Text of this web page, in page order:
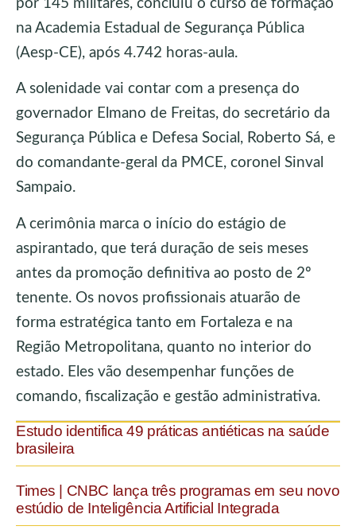
por 145 militares, concluiu o curso de formação
na Academia Estadual de Segurança Pública
(Aesp-CE), após 4.742 horas-aula.
A solenidade vai contar com a presença do
governador Elmano de Freitas, do secretário da
Segurança Pública e Defesa Social, Roberto Sá, e
do comandante-geral da PMCE, coronel Sinval
Sampaio.
A cerimônia marca o início do estágio de
aspirantado, que terá duração de seis meses
antes da promoção definitiva ao posto de 2º
tenente. Os novos profissionais atuarão de
forma estratégica tanto em Fortaleza e na
Região Metropolitana, quanto no interior do
estado. Eles vão desempenhar funções de
comando, fiscalização e gestão administrativa.
Estudo identifica 49 práticas antiéticas na saúde
brasileira
Times | CNBC lança três programas em seu novo
estúdio de Inteligência Artificial Integrada